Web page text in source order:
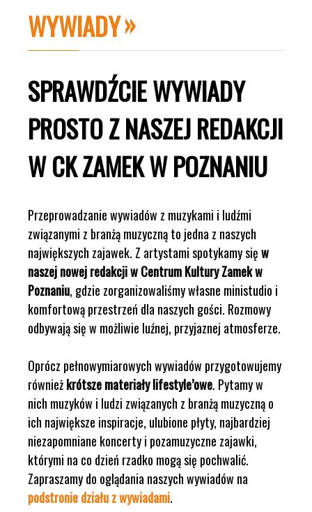
WYWIADY
SPRAWDŹCIE WYWIADY
PROSTO Z NASZEJ REDAKCJI
W CK ZAMEK W POZNANIU
Przeprowadzanie wywiadów z muzykami i ludźmi
związanymi z branżą muzyczną to jedna z naszych
największych zajawek. Z artystami spotykamy sięw
naszej nowej redakcji w Centrum Kultury Zamek w
Poznaniu, gdzie zorganizowaliśmy własne ministudio i
komfortową przestrzeń dla naszych gości. Rozmowy
odbywają się w możliwie luźnej, przyjaznej atmosferze.
Oprócz pełnowymiarowych wywiadów przygotowujemy
równieżkrótsze materiały lifestyle’owe. Pytamy w
nich muzyków i ludzi związanych z branżą muzyczną o
ich największe inspiracje, ulubione płyty, najbardziej
niezapomniane koncerty i pozamuzyczne zajawki,
którymi na co dzień rzadko mogą się pochwalić.
Zapraszamy do oglądania naszych wywiadów na
podstronie działu z wywiadami.